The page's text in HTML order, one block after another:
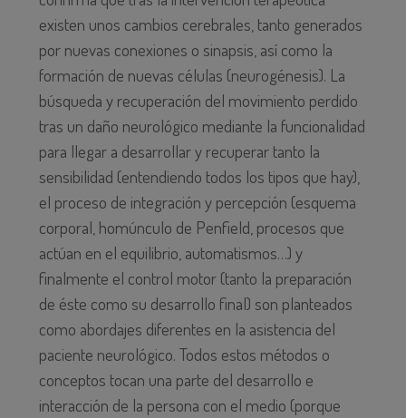
existen unos cambios cerebrales, tanto generados
por nuevas conexiones o sinapsis, así como la
formación de nuevas células (neurogénesis). La
búsqueda y recuperación del movimiento perdido
tras un daño neurológico mediante la funcionalidad
para llegar a desarrollar y recuperar tanto la
sensibilidad (entendiendo todos los tipos que hay),
el proceso de integración y percepción (esquema
corporal, homúnculo de Penfield, procesos que
actúan en el equilibrio, automatismos…) y
finalmente el control motor (tanto la preparación
de éste como su desarrollo final) son planteados
como abordajes diferentes en la asistencia del
paciente neurológico. Todos estos métodos o
conceptos tocan una parte del desarrollo e
interacción de la persona con el medio (porque